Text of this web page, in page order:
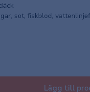
sot, fiskblod,
Lägg till